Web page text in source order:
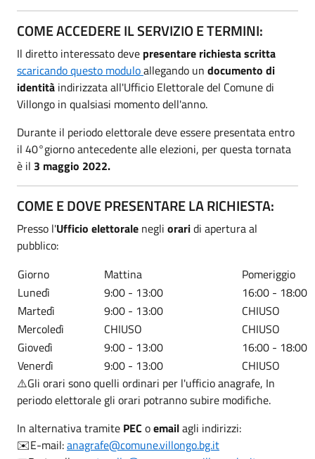
COME ACCEDERE IL SERVIZIO E TERMINI:
Il diretto interessato deve presentare richiesta scritta
scaricando questo moduloallegando un documento di
identità indirizzata all'Ufficio Elettorale del Comune di
Villongo in qualsiasi momento dell'anno.
Durante il periodo elettorale deve essere presentata entro
il 40°giorno antecedente alle elezioni, per questa tornata
è il 3 maggio 2022.
COME E DOVE PRESENTARE LA RICHIESTA:
Presso l'Ufficio elettorale negli oraridi apertura al
pubblico:
Giorno
Mattina
Pomeriggio
Lunedì
9:00 - 13:00
16:00 - 18:00
Martedì
9:00 - 13:00
CHIUSO
Mercoledì
CHIUSO
CHIUSO
Giovedì
9:00 - 13:00
16:00 - 18:00
Venerdì
9:00 - 13:00
CHIUSO
⚠️Gli orari sono quelli ordinari per l'ufficio anagrafe, In
periodo elettorale gli orari potranno subire modifiche.
In alternativa tramite PEC oemailagli indirizzi:
✉️E-mail:anagrafe@comune.villongo.bg.it